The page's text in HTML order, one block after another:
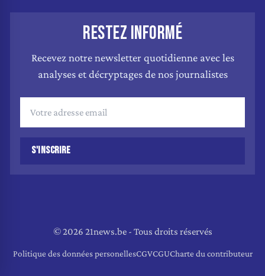
RESTEZ INFORMÉ
Recevez notre newsletter quotidienne avec les
analyses et décryptages de nos journalistes
S'INSCRIRE
© 2026 21news.be - Tous droits réservés
Politique des données personellesCGVCGUCharte du contributeur